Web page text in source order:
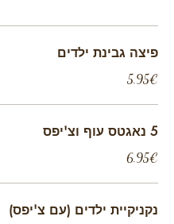
פיצה גבינת ילדים
‏5.95 ‏€
5 נאגטס עוף וצ'יפס
‏6.95 ‏€
נקניקיית ילדים (עם צ'יפס)